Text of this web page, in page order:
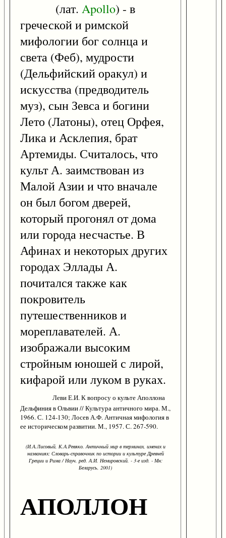
(лат. Apollo) - в
греческой и римской
мифологии бог солнца и
света (Феб), мудрости
(Дельфийский оракул) и
искусства (предводитель
муз), сын Зевса и богини
Лето (Латоны), отец Орфея,
Лика и Асклепия, брат
Артемиды. Считалось, что
культ А. заимствован из
Малой Азии и что вначале
он был богом дверей,
который прогонял от дома
или города несчастье. В
Афинах и некоторых других
городах Эллады А.
почитался также как
покровитель
путешественников и
мореплавателей. А.
изображали высоким
стройным юношей с лирой,
кифарой или луком в руках.
Леви Е.И. К вопросу о культе Аполлона
Дельфиния в Ольвии // Культура античного мира. М.,
1966. С. 124-130; Лосев А.Ф. Античная мифология в
ее историческом развитии. М., 1957. С. 267-590.
(И.А.Лисовый, К.А.Ревяко. Античный мир в терминах, именах и
названиях: Словарь-справочник по истории и культуре Древней
Греции и Рима / Науч. ред. А.И. Немировский. - 3-е изд. - Мн:
Беларусь, 2001)
АПОЛЛОН